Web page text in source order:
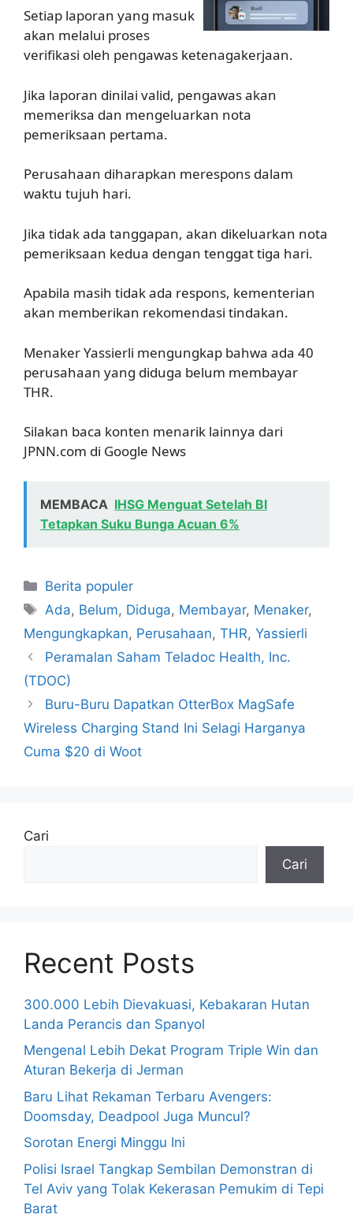
Setiap laporan yang masuk
akan melalui proses
verifikasi oleh pengawas ketenagakerjaan.
Jika laporan dinilai valid, pengawas akan
memeriksa dan mengeluarkan nota
pemeriksaan pertama.
Perusahaan diharapkan merespons dalam
waktu tujuh hari.
Jika tidak ada tanggapan, akan dikeluarkan nota
pemeriksaan kedua dengan tenggat tiga hari.
Apabila masih tidak ada respons, kementerian
akan memberikan rekomendasi tindakan.
Menaker Yassierli mengungkap bahwa ada 40
perusahaan yang diduga belum membayar
THR.
Silakan baca konten menarik lainnya dari
JPNN.com di Google News
MEMBACA IHSG Menguat Setelah BI
Tetapkan Suku Bunga Acuan 6%
Kategori
Berita populer
Tag
Ada, Belum, Diduga, Membayar, Menaker,
Mengungkapkan, Perusahaan, THR, Yassierli
Peramalan Saham Teladoc Health, Inc.
(TDOC)
Buru-Buru Dapatkan OtterBox MagSafe
Wireless Charging Stand Ini Selagi Harganya
Cuma $20 di Woot
Cari
Cari
Recent Posts
300.000 Lebih Dievakuasi, Kebakaran Hutan
Landa Perancis dan Spanyol
Mengenal Lebih Dekat Program Triple Win dan
Aturan Bekerja di Jerman
Baru Lihat Rekaman Terbaru Avengers:
Doomsday, Deadpool Juga Muncul?
Sorotan Energi Minggu Ini
Polisi Israel Tangkap Sembilan Demonstran di
Tel Aviv yang Tolak Kekerasan Pemukim di Tepi
Barat